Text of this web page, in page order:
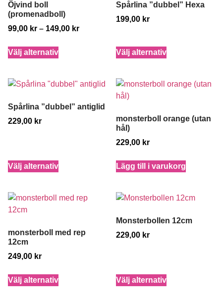
Öjvind boll
(promenadboll)
99,00 kr – 149,00 kr
Välj alternativ
Spårlina ”dubbel” Hexa
199,00 kr
Välj alternativ
Spårlina ”dubbel” antiglid
229,00 kr
Välj alternativ
monsterboll orange (utan
hål)
229,00 kr
Lägg till i varukorg
monsterboll med rep
12cm
249,00 kr
Välj alternativ
Monsterbollen 12cm
229,00 kr
Välj alternativ